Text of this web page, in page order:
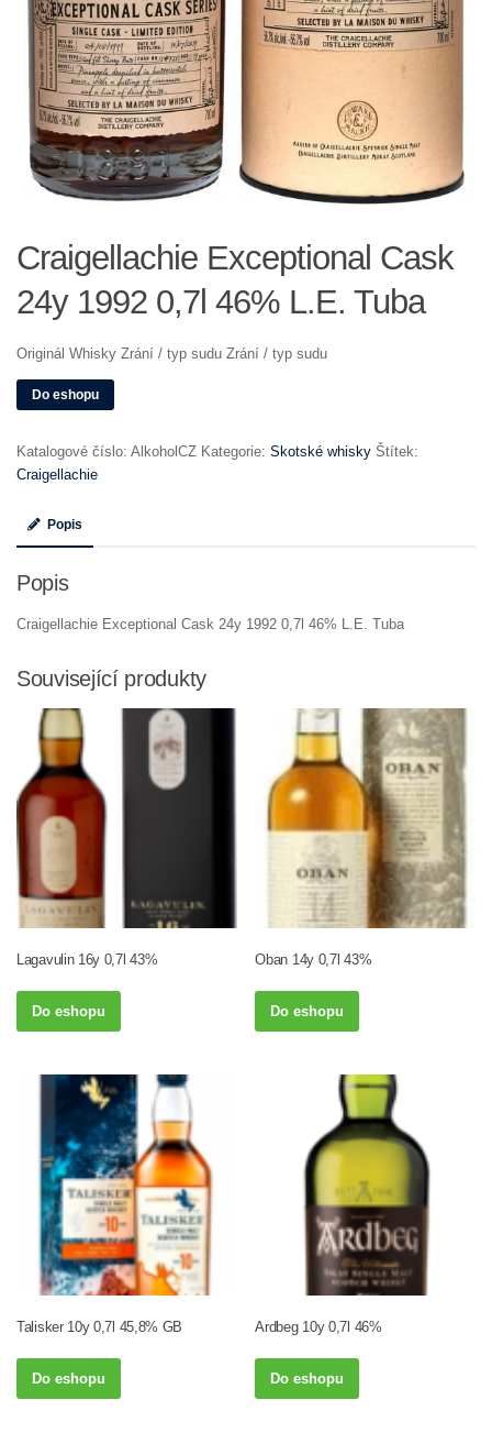
Craigellachie Exceptional Cask
24y 1992 0,7l 46% L.E. Tuba
Originál Whisky Zrání / typ sudu Zrání / typ sudu
Do eshopu
Katalogové číslo: AlkoholCZ Kategorie: Skotské whisky Štítek:
Craigellachie
Popis
Popis
Craigellachie Exceptional Cask 24y 1992 0,7l 46% L.E. Tuba
Související produkty
Lagavulin 16y 0,7l 43%
Do eshopu
Oban 14y 0,7l 43%
Do eshopu
Talisker 10y 0,7l 45,8% GB
Do eshopu
Ardbeg 10y 0,7l 46%
Do eshopu